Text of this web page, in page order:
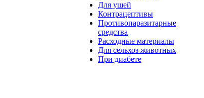
Для ушей
Контрацептивы
Противопаразитарные
средства
Расходные материалы
Для сельхоз животных
При диабете